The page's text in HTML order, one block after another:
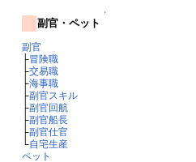
↑
副官・ペット
副官
├冒険職
├交易職
├海事職
├副官スキル
├副官回航
├副官船長
├副官仕官
└自宅生産
ペット